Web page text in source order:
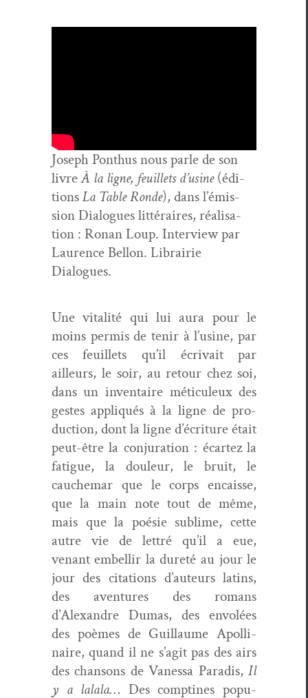
Joseph Pon­thus nous par­le de son
livreÀ la ligne, feuil­lets d’u­sine(édi­
tionsLa Table Ronde), dans l’émis­
sion Dia­logues lit­téraires, réal­i­sa­
tion : Ronan Loup. Inter­view par
Lau­rence Bel­lon. Librairie
Dialogues.
Une vital­ité qui lui aura pour le
moins per­mis de tenir à l’usine, par
ces feuil­lets qu’il écrivait par
ailleurs, le soir, au retour chez soi,
dans un inven­taire métic­uleux des
gestes appliqués à la ligne de pro­
duc­tion, dont la ligne d’écriture était
peut-être la con­ju­ra­tion : écartez la
fatigue, la douleur, le bruit, le
cauchemar que le corps encaisse,
que la main note tout de même,
mais que la poésie sub­lime, cette
autre vie de let­tré qu’il a eue,
venant embel­lir la dureté au jour le
jour des cita­tions d’auteurs latins,
des aven­tures des romans
d’Alexandre Dumas, des envolées
des poèmes de Guil­laume Apol­li­
naire, quand il ne s’agit pas des airs
des chan­sons de Vanes­sa Par­adis,Il
y a lalala… Des comptines pop­u­